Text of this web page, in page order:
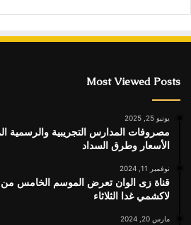
Most Viewed Posts
يونيو 25, 2025
الأسعار وطرق السداد
نوفمبر 11, 2024
قناة زى الوان تعرض الموسم الخامس
لاكشمي غدا الثلاثاء
مارس 20, 2024